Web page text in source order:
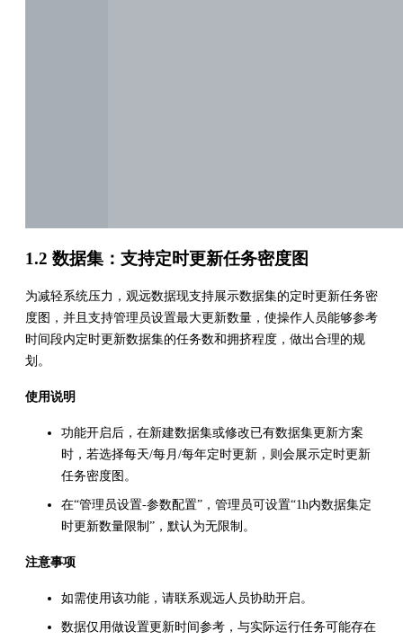
1.2 数据集：支持定时更新任务密度图
为减轻系统压力，观远数据现支持展示数据集的定时更新任务密
度图，并且支持管理员设置最大更新数量，使操作人员能够参考
时间段内定时更新数据集的任务数和拥挤程度，做出合理的规
划。
使用说明
功能开启后，在新建数据集或修改已有数据集更新方案
时，若选择每天/每月/每年定时更新，则会展示定时更新
任务密度图。
在“管理员设置-参数配置”，管理员可设置“1h内数据集定
时更新数量限制”，默认为无限制。
注意事项
如需使用该功能，请联系观远人员协助开启。
数据仅用做设置更新时间参考，与实际运行任务可能存在